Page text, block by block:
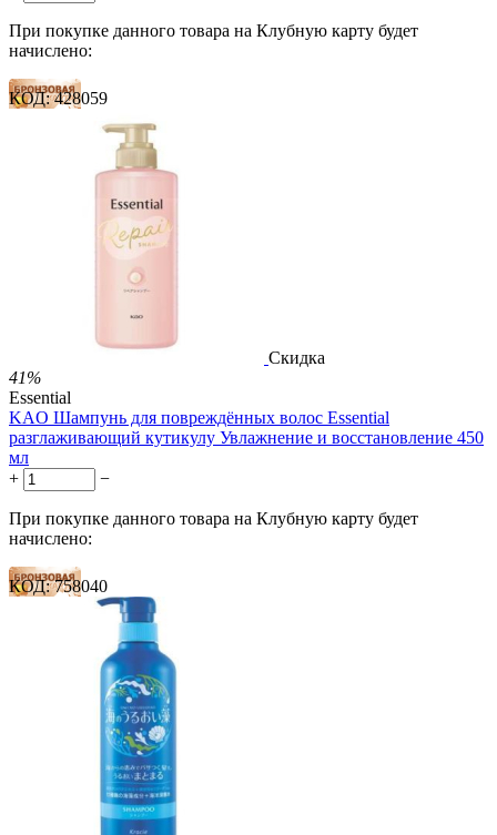
При покупке данного товара на Клубную карту будет
начислено:
11 баллов
18 баллов
1 578.00 Р
за 1.00 мл
КОД: 428059
Скидка
41%
Essential
KAO Шампунь для повреждённых волос Essential
разглаживающий кутикулу Увлажнение и восстановление 450
мл
+
−
При покупке данного товара на Клубную карту будет
начислено:
7 баллов
11 баллов
18 баллов
1 486.00 Р
за 1.00 мл

КОД: 758040